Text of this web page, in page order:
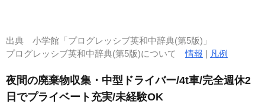
出典 小学館「プログレッシブ英和中辞典(第5版)」
プログレッシブ英和中辞典(第5版)について情報 | 凡例
夜間の廃棄物収集・中型ドライバー/4t車/完全週休2
日でプライベート充実/未経験OK